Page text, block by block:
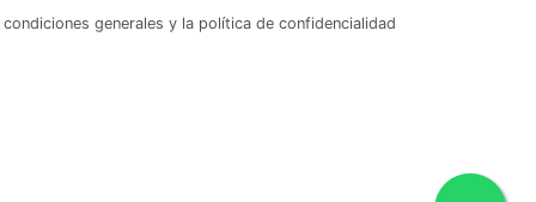
generales y la política de confidencialidad